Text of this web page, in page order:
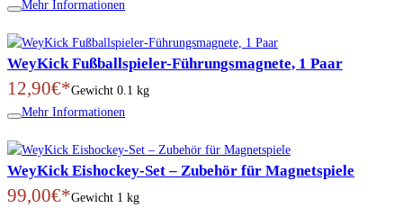
Mehr Informationen
WeyKick Fußballspieler-Führungsmagnete, 1 Paar
12,90€*Gewicht 0.1 kg
Mehr Informationen
WeyKick Eishockey-Set – Zubehör für Magnetspiele
99,00€*Gewicht 1 kg